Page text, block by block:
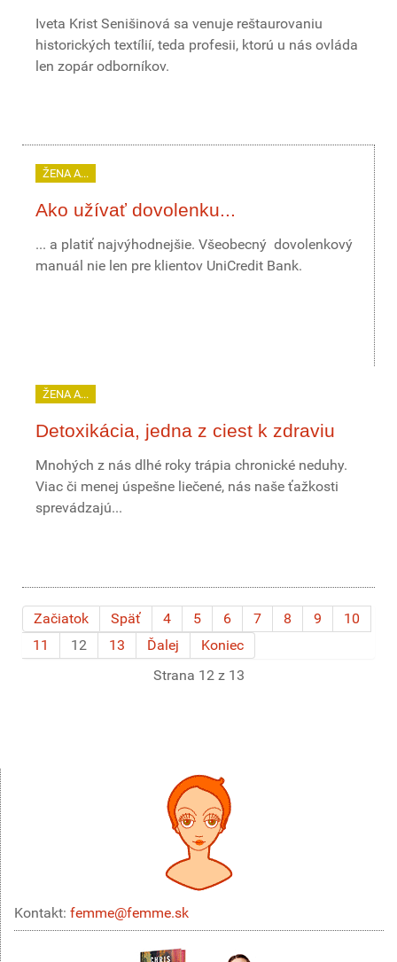
Iveta Krist Senišinová sa venuje reštaurovaniu
historických textílií, teda profesii, ktorú u nás ovláda
len zopár odborníkov.
ŽENA A...
Ako užívať dovolenku...
... a platiť najvýhodnejšie. Všeobecný dovolenkový
manuál nie len pre klientov UniCredit Bank.
ŽENA A...
Detoxikácia, jedna z ciest k zdraviu
Mnohých z nás dlhé roky trápia chronické neduhy.
Viac či menej úspešne liečené, nás naše ťažkosti
sprevádzajú...
Začiatok Späť 4 5 6 7 8 9
10
11
12 13 Ďalej
Koniec
Strana 12 z 13
Kontakt: femme@femme.sk